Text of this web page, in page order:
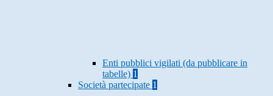
Enti pubblici vigilati (da pubblicare in
tabelle) 1
Società partecipate 1